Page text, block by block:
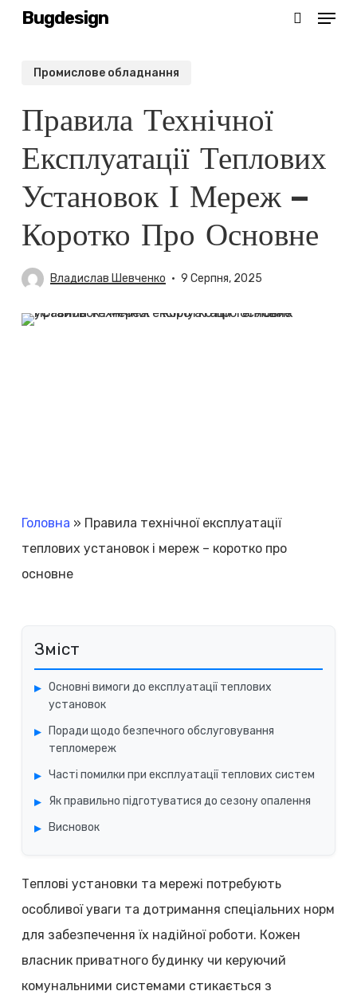
SkipBugdesign Menu
Промислове обладнання
Правила Технічної
Експлуатації Теплових
Установок І Мереж –
Коротко Про Основне
Владислав Шевченко 9 Серпня, 2025
Головна » Правила технічної експлуатації
теплових установок і мереж – коротко про
основне
Зміст
Основні вимоги до експлуатації теплових
установок
Поради щодо безпечного обслуговування
тепломереж
Часті помилки при експлуатації теплових систем
Як правильно підготуватися до сезону опалення
Висновок
Теплові установки та мережі потребують
особливої уваги та дотримання спеціальних норм
для забезпечення їх надійної роботи. Кожен
власник приватного будинку чи керуючий
комунальними системами стикається з